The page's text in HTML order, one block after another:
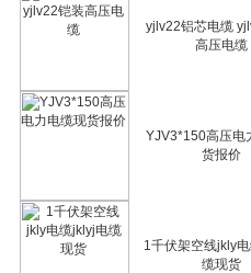
yjlv22铝芯电缆
高压电缆
YJV3*150高压电
货报价
1千伏架空线jkly
缆现货